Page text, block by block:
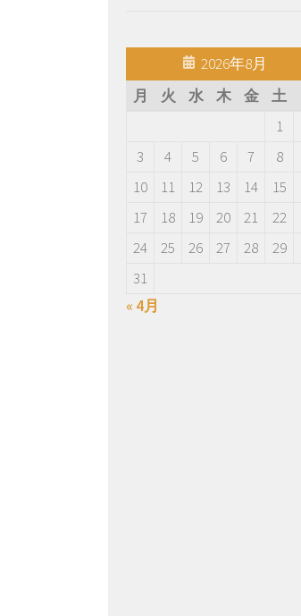
2026年8月
月
火 水 木 金 土
1
3
4 5 6 7 8
10
11 12 13 14 15
17
18 19 20 21 22
24
25 26 27 28 29
31
« 4月